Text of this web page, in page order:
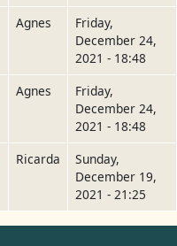
Agnes
Friday,
December 24,
2021 - 18:48
Agnes
Friday,
December 24,
2021 - 18:48
Ricarda
Sunday,
December 19,
2021 - 21:25